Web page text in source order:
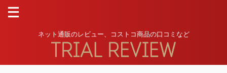
ネット通販のレビュー、コストコ商品の口コミなど